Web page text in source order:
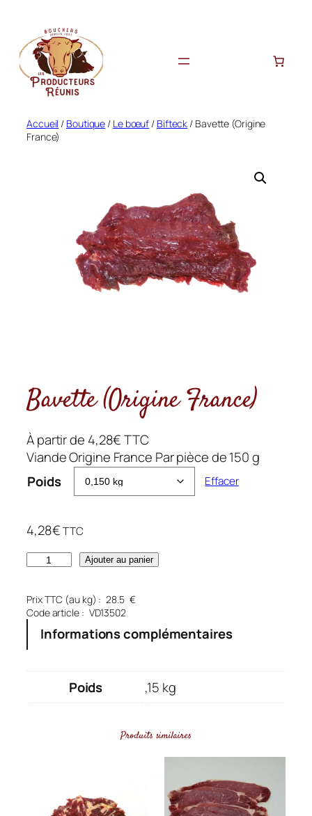
contenu
Accueil / Boutique / Le bœuf / Bifteck / Bavette (Origine
France)
Bavette (Origine France)
À partir de 4,28€TTC
Viande Origine France Par pièce de 150 g
Poids
Effacer
4,28€ TTC
a
n
i
d
Ajouter au panier
Prix TTC (au kg) : 28.5 €
Code article : VD13502
Informations complémentaires
Poids ,15 kg
Produits similaires